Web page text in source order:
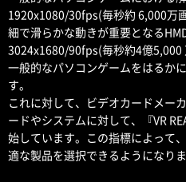
1920x1080/30fps(毎秒約 6,000万
細で滑らかな動きが重要となる
3024x1680/90fps(毎秒約4億5,000
一般的なパソコンゲームをはるか
す。
これに対して、ビデオカードメー
ードやシステムに対して、『VR
始しています。この指標によって
適な製品を選択できるようになりま